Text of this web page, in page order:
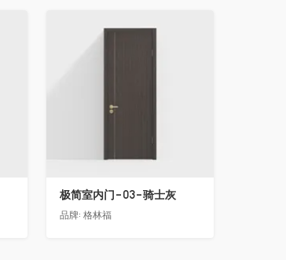
收藏
极简室内门-03-骑士灰
品牌:格林福